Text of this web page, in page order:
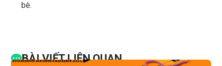
bè.
BÀI VIẾT LIÊN QUAN